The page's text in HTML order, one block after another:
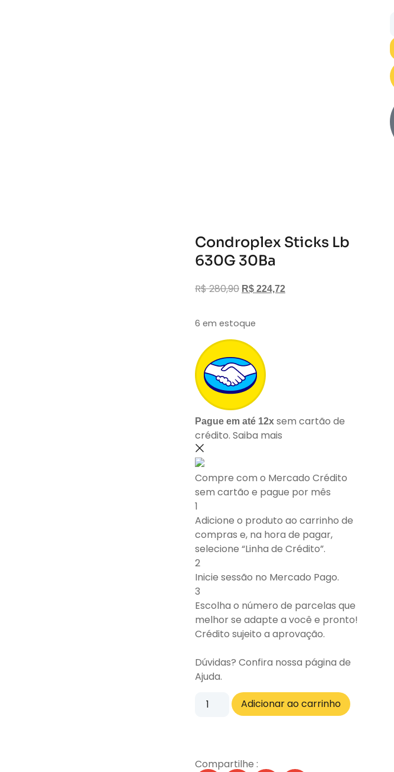
Condroplex Sticks Lb
630G 30Ba
R$280,90 R$ 224,72
6 em estoque
Pague em até 12x sem cartão de
crédito. Saiba mais
Compre com o Mercado Crédito
sem cartão e pague por mês
1
Adicione o produto ao carrinho de
compras e, na hora de pagar,
selecione “Linha de Crédito”.
2
Inicie sessão no Mercado Pago.
3
Escolha o número de parcelas que
melhor se adapte a você e pronto!
Crédito sujeito a aprovação.
Dúvidas? Confira nossa página de
Ajuda.
Adicionar ao carrinho
Compartilhe :